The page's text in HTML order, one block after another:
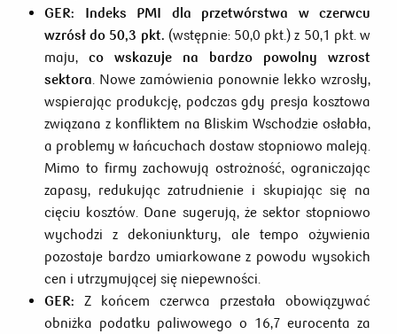
GER:
Indeks PMI dla przetwórstwa w czerwcu
wzrósł do 50,3 pkt. (wstępnie: 50,0 pkt.) z 50,1 pkt. w
maju, co wskazuje na bardzo powolny wzrost
sektora. Nowe zamówienia ponownie lekko wzrosły,
wspierając produkcję, podczas gdy presja kosztowa
związana z konfliktem na Bliskim Wschodzie osłabła,
a problemy w łańcuchach dostaw stopniowo maleją.
Mimo to firmy zachowują ostrożność, ograniczając
zapasy, redukując zatrudnienie i skupiając się na
cięciu kosztów. Dane sugerują, że sektor stopniowo
wychodzi z dekoniunktury, ale tempo ożywienia
pozostaje bardzo umiarkowane z powodu wysokich
cen i utrzymującej się niepewności.
GER: Z końcem czerwca przestała obowiązywać
obniżka podatku paliwowego o 16,7 eurocenta za